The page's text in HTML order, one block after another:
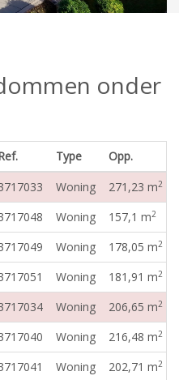
onder
Type Opp.
Woning 271,23 m2
Woning 157,1 m2
Woning 178,05 m2
Woning 181,91 m2
Woning 206,65 m2
Woning 216,48 m2
Woning 202,71 m2